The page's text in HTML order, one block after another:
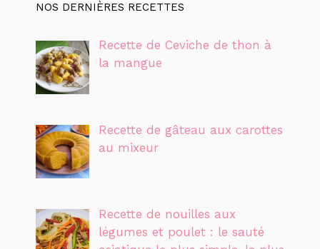
NOS DERNIÈRES RECETTES
Recette de Ceviche de thon à
la mangue
Recette de gâteau aux carottes
au mixeur
Recette de nouilles aux
légumes et poulet : le sauté